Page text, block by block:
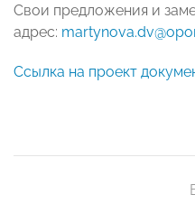
Свои предложения и
адрес:
Ссылка на проект